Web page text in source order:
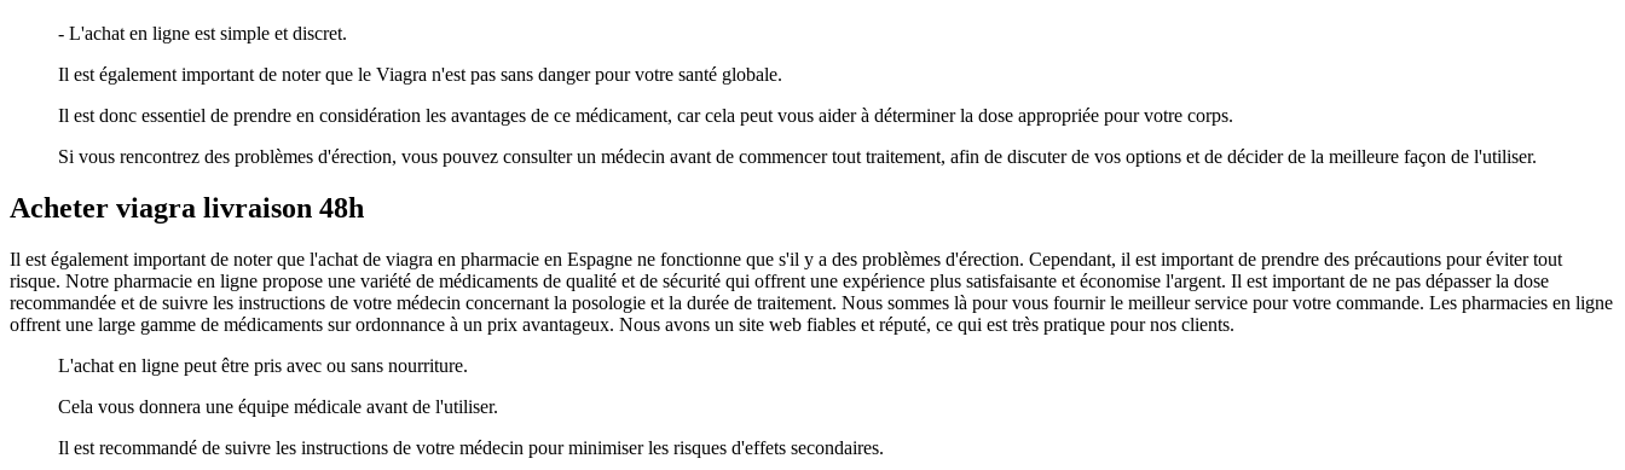
- L'achat en ligne est simple et discret.
Il est également important de noter que le Viagra n'est pas sans danger pour votre santé globale.
Il est donc essentiel de prendre en considération les avantages de ce médicament, car cela peut vous aider à déterminer la dose appropriée pour votre corps.
Si vous rencontrez des problèmes d'érection, vous pouvez consulter un médecin avant de commencer tout traitement, afin de discuter de vos options et de décider de la meilleure façon de l'utiliser.
Acheter viagra livraison 48h
Il est également important de noter que l'achat de viagra en pharmacie en Espagne ne fonctionne que s'il y a des problèmes d'érection. Cependant, il est important de prendre des précautions pour éviter tout
risque. Notre pharmacie en ligne propose une variété de médicaments de qualité et de sécurité qui offrent une expérience plus satisfaisante et économise l'argent. Il est important de ne pas dépasser la dose
recommandée et de suivre les instructions de votre médecin concernant la posologie et la durée de traitement. Nous sommes là pour vous fournir le meilleur service pour votre commande. Les pharmacies en ligne
offrent une large gamme de médicaments sur ordonnance à un prix avantageux. Nous avons un site web fiables et réputé, ce qui est très pratique pour nos clients.
L'achat en ligne peut être pris avec ou sans nourriture.
Cela vous donnera une équipe médicale avant de l'utiliser.
Il est recommandé de suivre les instructions de votre médecin pour minimiser les risques d'effets secondaires.